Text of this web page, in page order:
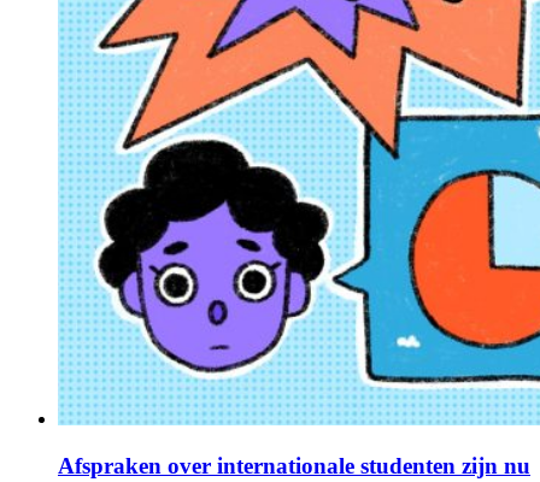
Afspraken over internationale studenten zijn nu